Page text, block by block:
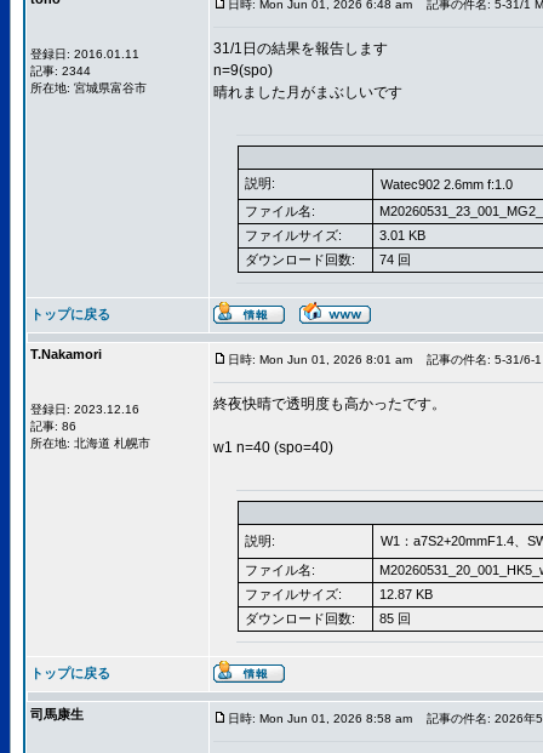
登録日: 2016.01.11
記事: 2344
所在地: 宮城県富谷市
日時: Mon Jun 01, 2026 6:48 am 記事の件名: 5-31/1
31/1日の結果を報告します
n=9(spo)
晴れました月がまぶしいです
説明:
Watec902 2.6mm f:1.0
ファイル名:
ファイルサイズ:
3.01 KB
ダウンロード回数:
74 回
トップに戻る
T.Nakamori
登録日: 2023.12.16
記事: 86
所在地: 北海道 札幌市
日時: Mon Jun 01, 2026 8:01 am 記事の件名: 5-31/6-
終夜快晴で透明度も高かったです。
w1 n=40 (spo=40)
説明:
W1：a7S2+20mmF1.4、
ファイル名:
ファイルサイズ:
12.87 KB
ダウンロード回数:
85 回
トップに戻る
司馬康生 日時: Mon Jun 01, 2026 8:58 am 記事の件名: 2026年